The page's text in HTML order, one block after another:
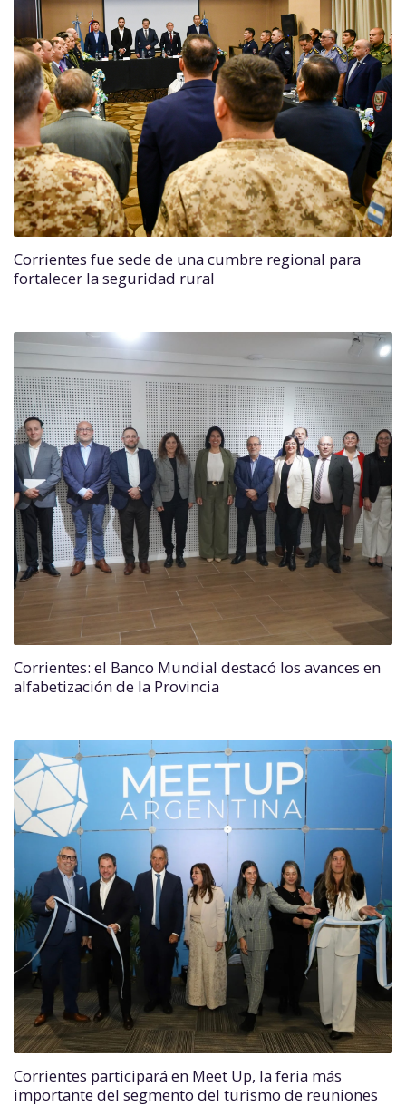
Corrientes fue sede de una cumbre regional para
fortalecer la seguridad rural
Corrientes: el Banco Mundial destacó los avances en
alfabetización de la Provincia
Corrientes participará en Meet Up, la feria más
importante del segmento del turismo de reuniones